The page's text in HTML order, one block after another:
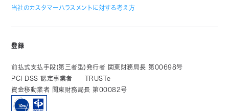
当社のカスタマーハラスメントに対する考え方
登録
前払式支払手段(第三者型)発行者 関東財務局長 第00698号
PCI DSS 認定事業者
TRUSTe
資金移動業者 関東財務局長 第00082号